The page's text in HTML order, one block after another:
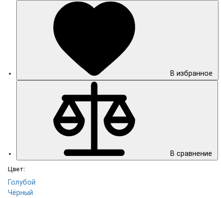
В избранное
В сравнение
Цвет:
Голубой
Чёрный